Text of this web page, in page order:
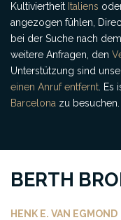
Kultiviertheit Italiens
angezogen fühlen,
bei der Suche nach
weitere Anfragen, den
Unterstützung sind
einen Anruf entfernt .
Barcelona zu besuchen.
BERTH
HENK E. VAN EGMOND